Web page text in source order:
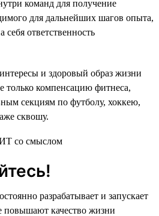
команд для получение
для дальнейших шагов опыта,
себя ответственность
и здоровый образ жизни
только компенсацию фитнеса,
секциям по футболу, хоккею,
сквошу.
разрабатывает и запускает
повышают качество жизни